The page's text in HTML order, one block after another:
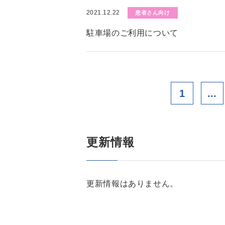
2021.12.22 患者さん向け
駐車場のご利用について
1 ...
更新情報
更新情報はありません。